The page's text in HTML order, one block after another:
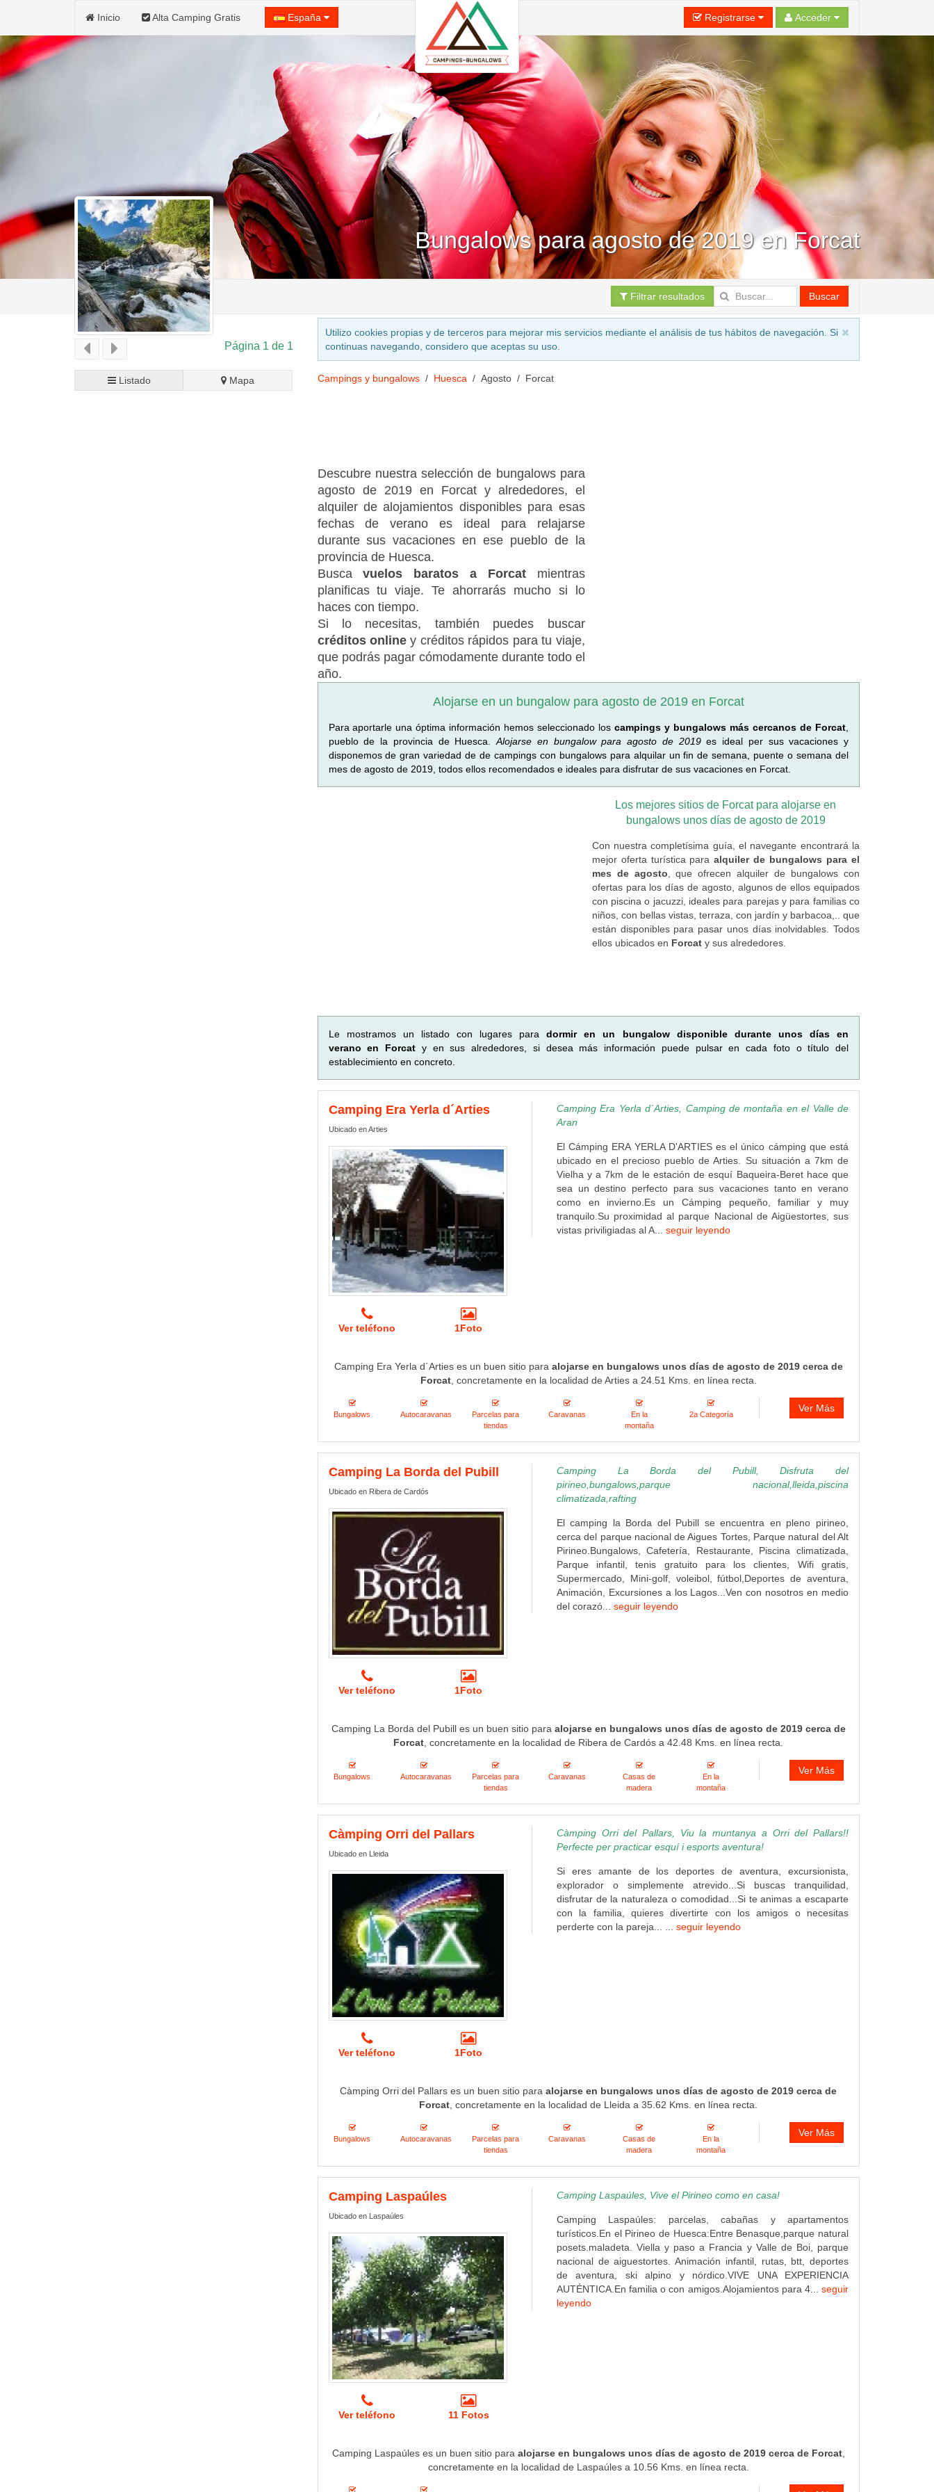
Inicio Alta Camping Gratis España Registrarse Acceder
Bungalows para agosto de 2019 en Forcat
Filtrar resultados Buscar
Página 1 de 1
Listado Mapa
Utilizo cookies propias y de terceros para mejorar mis servicios mediante el análisis de tus hábitos de navegación. Si
continuas navegando, considero que aceptas su uso.
Campings y bungalows Huesca Agosto Forcat
Descubre nuestra selección de bungalows para
agosto de 2019 en Forcat y alrededores, el
alquiler de alojamientos disponibles para esas
fechas de verano es ideal para relajarse
durante sus vacaciones en ese pueblo de la
provincia de Huesca.
Buscavuelos baratos a Forcatmientras
planificas tu viaje. Te ahorrarás mucho si lo
haces con tiempo.
Si lo necesitas, también puedes buscar
créditos onliney créditos rápidos para tu viaje,
que podrás pagar cómodamente durante todo el
año.
Alojarse en un bungalow para agosto de 2019 en Forcat
Para aportarle una óptima información hemos seleccionado loscampings y bungalows más cercanos de Forcat
pueblo de la provincia de Huesca. Alojarse en bungalow para agosto de 2019es ideal per sus vacaciones y
disponemos de gran variedad de de campings con bungalows para alquilar un fin de semana, puente o semana del
mes de agosto de 2019, todos ellos recomendados e ideales para disfrutar de sus vacaciones en Forcat.
Los mejores sitios de Forcat para alojarse en
bungalows unos días de agosto de 2019
Con nuestra completísima guía, el navegante encontrará la
mejor oferta turística paraalquiler de bungalows para el
mes de agosto , que ofrecen alquiler de bungalows con
ofertas para los días de agosto, algunos de ellos equipados
con piscina o jacuzzi, ideales para parejas y para familias co
niños, con bellas vistas, terraza, con jardín y barbacoa,.. que
están disponibles para pasar unos días inolvidables. Todos
ellos ubicados en Forcaty sus alrededores.
Le mostramos un listado con lugares paradormir en un bungalow disponible durante unos días en
verano en Forcat y en sus alrededores, si desea más información puede pulsar en cada foto o título del
establecimiento en concreto.
Camping Era Yerla d´Arties
Ubicado en Arties
Ver teléfono 1Foto
Camping Era Yerla d´Arties, Camping de montaña en el Valle de
Aran
El Cámping ERA YERLA D'ARTIES es el único cámping que está
ubicado en el precioso pueblo de Arties. Su situación a 7km de
Vielha y a 7km de le estación de esquí Baqueira-Beret hace que
sea un destino perfecto para sus vacaciones tanto en verano
como en invierno.Es un Cámping pequeño, familiar y muy
tranquilo.Su proximidad al parque Nacional de Aigüestortes, sus
vistas priviligiadas al A... seguir leyendo
Camping Era Yerla d´Arties es un buen sitio para alojarse en bungalows unos días de agosto de 2019 cerca de
Forcat, concretamente en la localidad de Arties a 24.51 Kms. en línea recta.
Bungalows Autocaravanas
Parcelas para
tiendas
Caravanas
En la
montaña
2a Categoría
Ver Más
Camping La Borda del Pubill
Ubicado en Ribera de Cardós
Ver teléfono 1Foto
Camping La Borda del Pubill, Disfruta del
pirineo,bungalows,parque nacional,lleida,piscina
climatizada,rafting
El camping la Borda del Pubill se encuentra en pleno pirineo,
cerca del parque nacional de Aigues Tortes, Parque natural del Alt
Pirineo.Bungalows, Cafetería, Restaurante, Piscina climatizada,
Parque infantil, tenis gratuito para los clientes, Wifi gratis,
Supermercado, Mini-golf, voleibol, fútbol,Deportes de aventura,
Animación, Excursiones a los Lagos...Ven con nosotros en medio
del corazó... seguir leyendo
Camping La Borda del Pubill es un buen sitio para alojarse en bungalows unos días de agosto de 2019 cerca de
Forcat , concretamente en la localidad de Ribera de Cardós a 42.48 Kms. en línea recta.
Bungalows Autocaravanas
Parcelas para
tiendas
Caravanas
Casas de
madera
En la
montaña
Ver Más
Càmping Orri del Pallars
Ubicado en Lleida
Ver teléfono 1Foto
Càmping Orri del Pallars, Viu la muntanya a Orri del Pallars!!
Perfecte per practicar esquí i esports aventura!
Si eres amante de los deportes de aventura, excursionista,
explorador o simplemente atrevido...Si buscas tranquilidad,
disfrutar de la naturaleza o comodidad...Si te animas a escaparte
con la familia, quieres divertirte con los amigos o necesitas
perderte con la pareja... ... seguir leyendo
Càmping Orri del Pallars es un buen sitio paraalojarse en bungalows unos días de agosto de 2019 cerca de
Forcat , concretamente en la localidad de Lleida a 35.62 Kms. en línea recta.
Bungalows Autocaravanas
Parcelas para
tiendas
Caravanas
Casas de
madera
En la
montaña
Ver Más
Camping Laspaúles
Ubicado en Laspaúles
Ver teléfono 11 Fotos
Camping Laspaúles, Vive el Pirineo como en casa!
Camping Laspaúles: parcelas, cabañas y apartamentos
turísticos.En el Pirineo de Huesca:Entre Benasque,parque natural
posets.maladeta. Viella y paso a Francia y Valle de Boi, parque
nacional de aiguestortes. Animación infantil, rutas, btt, deportes
de aventura, ski alpino y nórdico.VIVE UNA EXPERIENCIA
AUTÉNTICA.En familia o con amigos.Alojamientos para 4... seguir
leyendo
Camping Laspaúles es un buen sitio para alojarse en bungalows unos días de agosto de 2019 cerca de Forcat,
concretamente en la localidad de Laspaúles a 10.56 Kms. en línea recta.